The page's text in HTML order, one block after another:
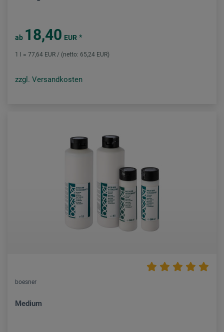
ab 18,40 EUR *
1 l = 77,64 EUR / (netto: 65,24 EUR)
zzgl. Versandkosten
boesner
Medium